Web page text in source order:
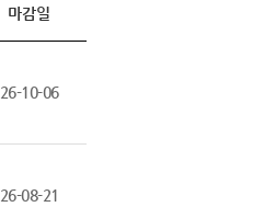
마감일
26-10-06
26-08-21